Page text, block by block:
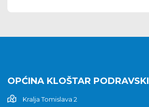
OPĆINA KLOŠTAR PODRAVSKI
Kralja Tomislava 2